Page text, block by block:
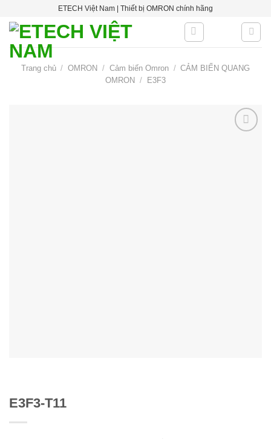
content
ETECH Việt Nam | Thiết bị OMRON chính hãng
Trang chủ / OMRON / Cảm biến Omron / CẢM BIẾN QUANG
OMRON / E3F3
E3F3-T11